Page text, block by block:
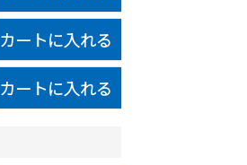
カートに入れる
カートに入れる